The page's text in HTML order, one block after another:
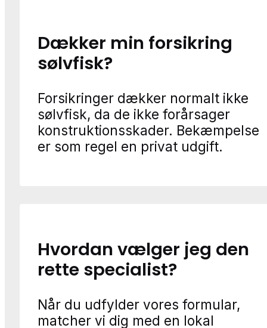
Dækker min forsikring
sølvfisk?
Forsikringer dækker normalt ikke
sølvfisk, da de ikke forårsager
konstruktionsskader. Bekæmpelse
er som regel en privat udgift.
Hvordan vælger jeg den
rette specialist?
Når du udfylder vores formular,
matcher vi dig med en lokal